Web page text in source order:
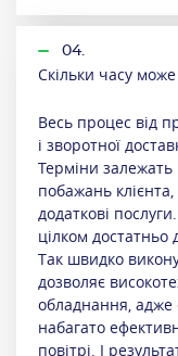
04.
Скільки часу
Весь процес від
і зворотної
Терміни залежать
побажань
додаткові
цілком
Так швидко
дозволяє
обладнання, адже
набагато
повітрі. І